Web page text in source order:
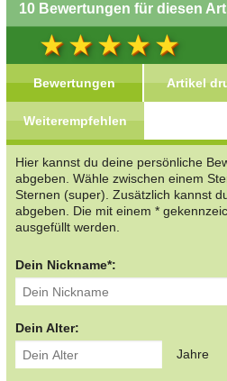
10 Bewertungen für diesen
Bewertungen Artikel
Weiterempfehlen
Hier kannst du deine persönliche
abgeben. Wähle zwischen einem
Sternen (super). Zusätzlich kannst
abgeben. Die mit einem *
ausgefüllt werden.
Dein Nickname*:
Dein Alter:
Jahre